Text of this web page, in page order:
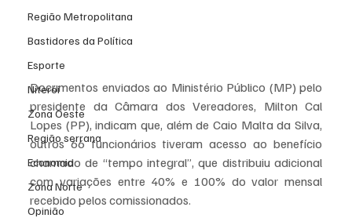
Região Metropolitana
Bastidores da Política
Esporte
Niterói
Zona Oeste
Região serrana
Economia
Zona Norte
Opinião
Documentos enviados ao Ministério Público (MP) pelo
presidente da Câmara dos Vereadores, Milton Cal
Lopes (PP), indicam que, além de Caio Malta da Silva,
outros 66 funcionários tiveram acesso ao benefício
chamado de “tempo integral”, que distribuiu adicional
com variações entre 40% e 100% do valor mensal
recebido pelos comissionados.